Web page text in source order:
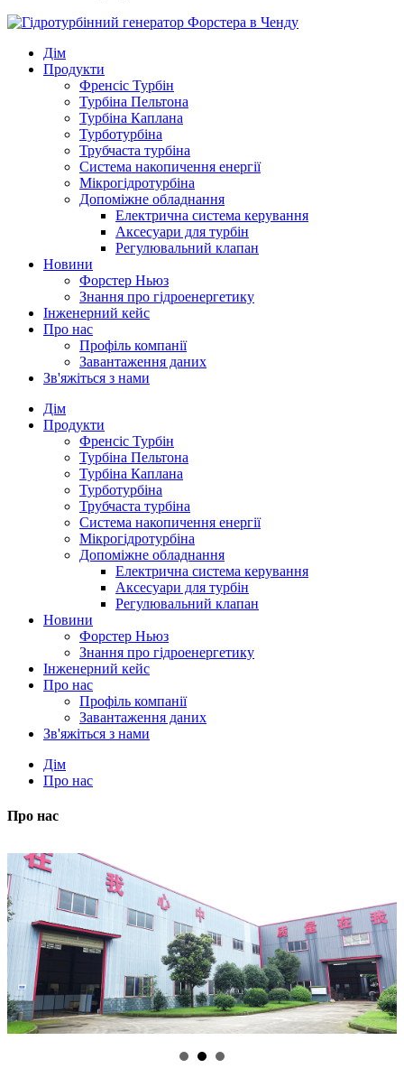
Дім
Продукти
Френсіс Турбін
Турбіна Пельтона
Турбіна Каплана
Турботурбіна
Трубчаста турбіна
Система накопичення енергії
Мікрогідротурбіна
Допоміжне обладнання
Електрична система керування
Аксесуари для турбін
Регулювальний клапан
Новини
Форстер Ньюз
Знання про гідроенергетику
Інженерний кейс
Про нас
Профіль компанії
Завантаження даних
Зв'яжіться з нами
Дім
Продукти
Френсіс Турбін
Турбіна Пельтона
Турбіна Каплана
Турботурбіна
Трубчаста турбіна
Система накопичення енергії
Мікрогідротурбіна
Допоміжне обладнання
Електрична система керування
Аксесуари для турбін
Регулювальний клапан
Новини
Форстер Ньюз
Знання про гідроенергетику
Інженерний кейс
Про нас
Профіль компанії
Завантаження даних
Зв'яжіться з нами
Дім
Про нас
Про нас